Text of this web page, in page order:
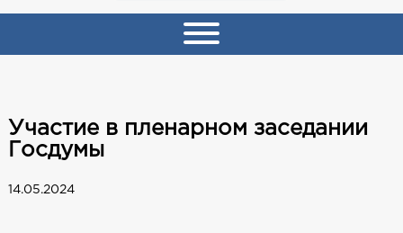
Участие в пленарном заседании
Госдумы
14.05.2024